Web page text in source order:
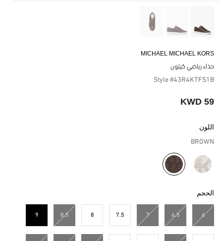
MICHAEL MICHAEL KORS
حذاء رياضي كيتون
Style #43R4KTFS1B
59 KWD
اللون
BROWN
مختار
الحجم
6
6.5
7
7.5
8
8.5
9